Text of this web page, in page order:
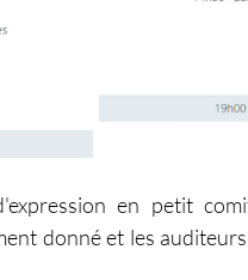
en petit
donné et les